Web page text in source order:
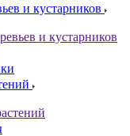
и кустарников
и кустарников